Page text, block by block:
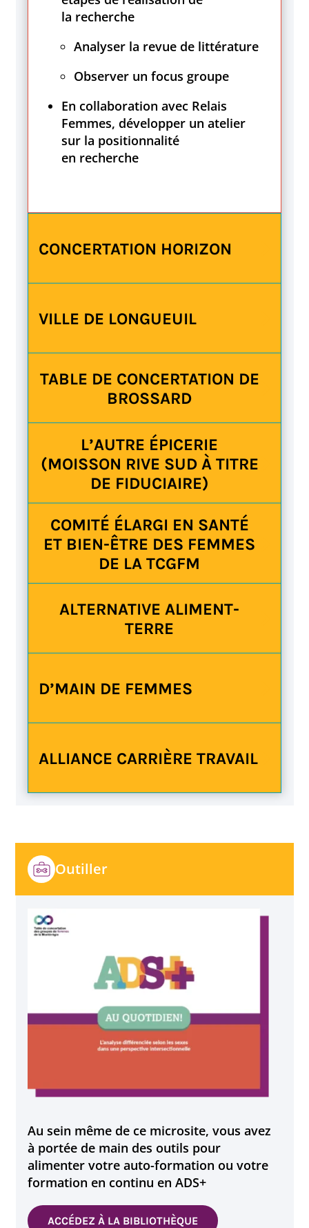
la recherche
Analyser la revue de littérature
Observer un focus groupe
En collaboration avec Relais
Femmes, développer un atelier
sur la positionnalité
en recherche
CONCERTATION HORIZON
VILLE DE LONGUEUIL
TABLE DE CONCERTATION DE
BROSSARD
L’AUTRE ÉPICERIE
(MOISSON RIVE SUD À TITRE
DE FIDUCIAIRE)
COMITÉ ÉLARGI EN SANTÉ
ET BIEN-ÊTRE DES FEMMES
DE LA TCGFM
ALTERNATIVE ALIMENT-
TERRE
D’MAIN DE FEMMES
ALLIANCE CARRIÈRE TRAVAIL
Outiller
Au sein même de ce microsite, vous avez
à portée de main des outils pour
alimenter votre auto-formation ou votre
formation en continu en ADS+
ACCÉDEZ À LA BIBLIOTHÈQUE